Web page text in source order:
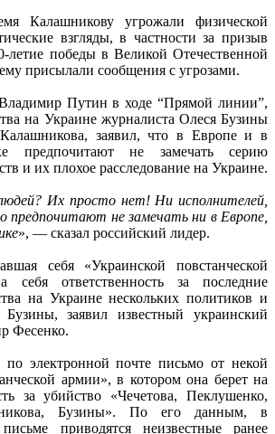
Калашникову угрожали физической
взгляды, в частности за призыв
летие победы в Великой Отечественной
присылали сообщения с угрозами.
Путин в ходе “Прямой линии”,
на Украине журналиста Олеся Бузины
заявил, что в Европе и в
предпочитают не замечать серию
и их плохое расследование на Украине.
Их просто нет! Ни исполнителей,
предпочитают не замечать ни в Европе,
», — сказал российский лидер.
себя «Украинской повстанческой
себя ответственность за последние
на Украине нескольких политиков и
заявил известный украинский
Фесенко.
электронной почте письмо от некой
армии», в котором она берет на
за убийство «Чечетова, Пеклушенко,
Бузины». По его данным, в
приводятся неизвестные ранее